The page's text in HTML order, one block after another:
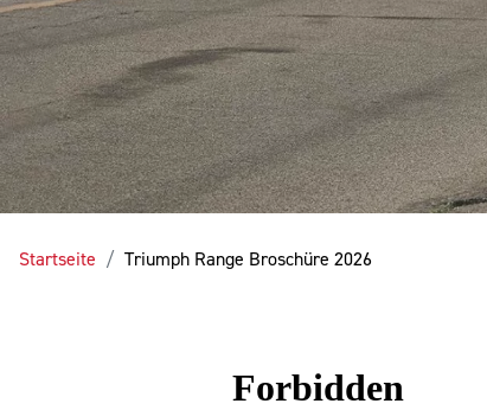
Startseite Triumph Range Broschüre 2026